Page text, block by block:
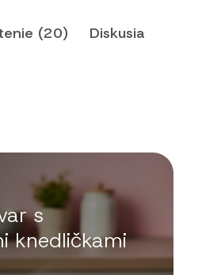
(20) Diskusia
s
knedličkami